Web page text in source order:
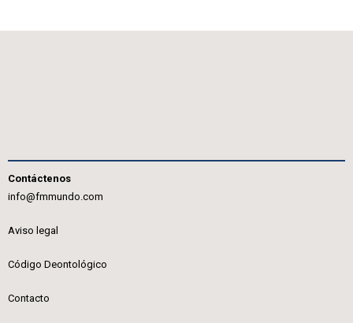
Contáctenos
info@fmmundo.com
Aviso legal
Código Deontológico
Contacto